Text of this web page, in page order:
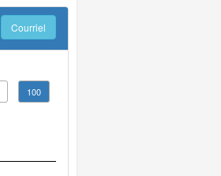
Courriel
100